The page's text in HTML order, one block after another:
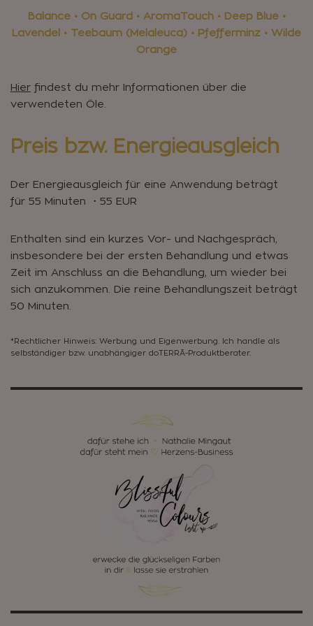
Balance • On Guard • AromaTouch • Deep Blue •
Lavendel • Teebaum (Melaleuca) • Pfefferminz • Wilde
Orange
Hier findest du mehr Informationen über die
verwendeten Öle.
Preis bzw. Energieausgleich
Der Energieausgleich für eine Anwendung beträgt
für 55 Minuten ・55 EUR
Enthalten sind ein kurzes Vor- und Nachgespräch,
insbesondere bei der ersten Behandlung und etwas
Zeit im Anschluss an die Behandlung, um wieder bei
sich anzukommen. Die reine Behandlungszeit beträgt
50 Minuten.
*Rechtlicher Hinweis: Werbung und Eigenwerbung. Ich handle als
selbständiger bzw. unabhängiger doTERRĀ-Produktberater.